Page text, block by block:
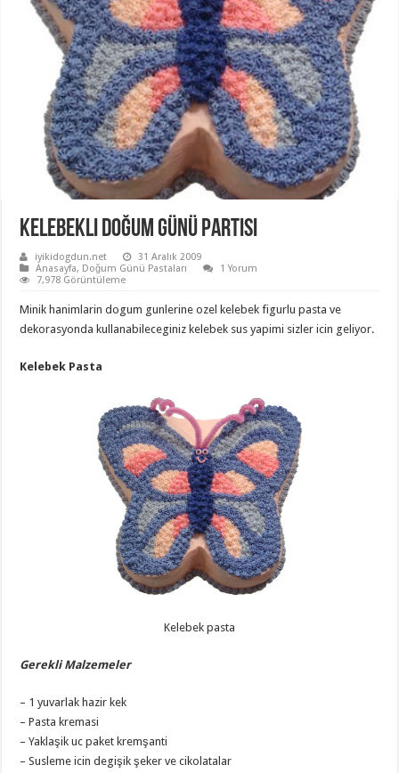
Kelebekli Doğum Günü Partisi
iyikidogdun.net
31 Aralık 2009
Anasayfa, Doğum Günü Pastaları
1 Yorum
7,978 Görüntüleme
Minik hanimlarin dogum gunlerine ozel kelebek figurlu pasta ve
dekorasyonda kullanabileceginiz kelebek sus yapimi sizler icin geliyor.
Kelebek Pasta
Kelebek pasta
Gerekli Malzemeler
– 1 yuvarlak hazir kek
– Pasta kremasi
– Yaklaşik uc paket kremşanti
– Susleme icin degişik şeker ve cikolatalar